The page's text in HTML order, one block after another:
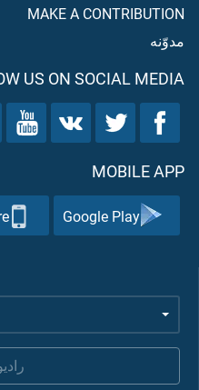
MAKE A CONTRIBUTION
مدوّنه
US ON SOCIAL MEDIA
MOBILE APP
Google Play